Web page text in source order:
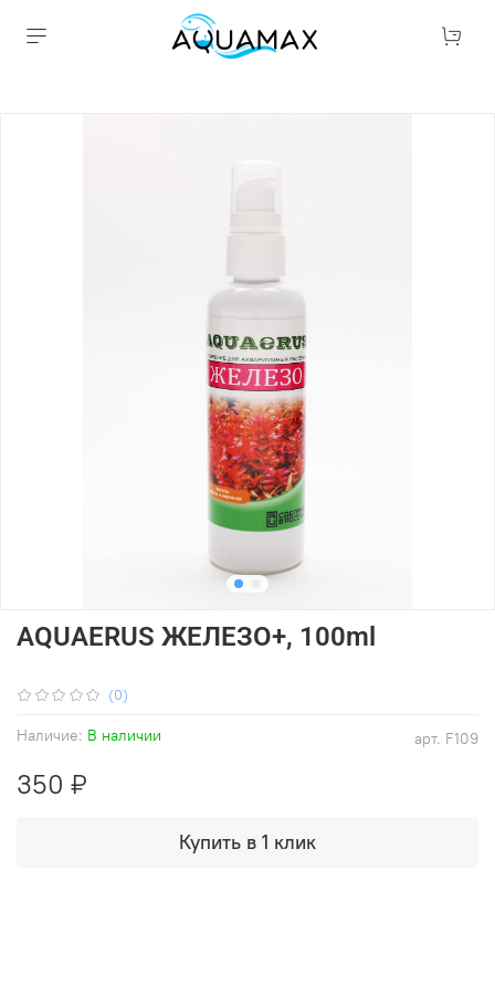
(0)
арт. F109
Наличие: В наличии
AQUAERUS ЖЕЛЕЗО+, 100ml
350 ₽
Купить в 1 клик